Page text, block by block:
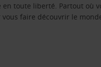
toute liberté. Partout où
faire découvrir le